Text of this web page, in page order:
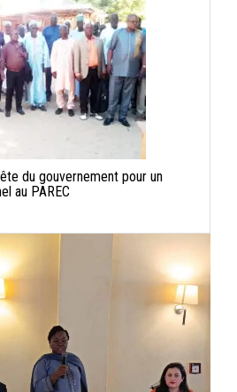
du gouvernement pour un
au PAREC